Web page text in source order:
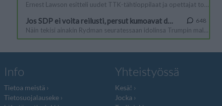
Info
Tietoa meistä
Tietosuojalauseke
Yhteistyössä
Kesä!
Jocka